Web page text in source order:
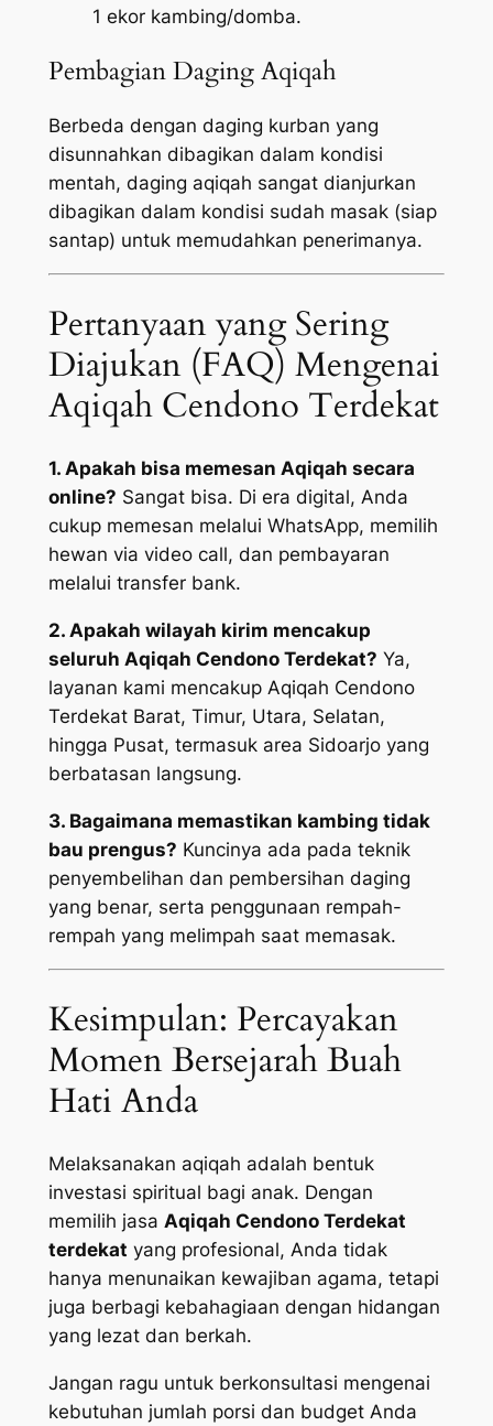
1 ekor kambing/domba.
Pembagian Daging Aqiqah
Berbeda dengan daging kurban yang
disunnahkan dibagikan dalam kondisi
mentah, daging aqiqah sangat dianjurkan
dibagikan dalam kondisi sudah masak (siap
santap) untuk memudahkan penerimanya.
Pertanyaan yang Sering
Diajukan (FAQ) Mengenai
Aqiqah Cendono Terdekat
1. Apakah bisa memesan Aqiqah secara
online? Sangat bisa. Di era digital, Anda
cukup memesan melalui WhatsApp, memilih
hewan via video call, dan pembayaran
melalui transfer bank.
2. Apakah wilayah kirim mencakup
seluruh Aqiqah Cendono Terdekat? Ya,
layanan kami mencakup Aqiqah Cendono
Terdekat Barat, Timur, Utara, Selatan,
hingga Pusat, termasuk area Sidoarjo yang
berbatasan langsung.
3. Bagaimana memastikan kambing tidak
bau prengus? Kuncinya ada pada teknik
penyembelihan dan pembersihan daging
yang benar, serta penggunaan rempah-
rempah yang melimpah saat memasak.
Kesimpulan: Percayakan
Momen Bersejarah Buah
Hati Anda
Melaksanakan aqiqah adalah bentuk
investasi spiritual bagi anak. Dengan
memilih jasa Aqiqah Cendono Terdekat
terdekat yang profesional, Anda tidak
hanya menunaikan kewajiban agama, tetapi
juga berbagi kebahagiaan dengan hidangan
yang lezat dan berkah.
Jangan ragu untuk berkonsultasi mengenai
kebutuhan jumlah porsi dan budget Anda